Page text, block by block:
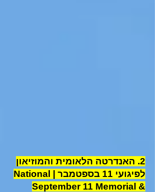
2. האנדרטה הלאומית והמוזיאון
לפיגועי 11 בספטמבר | National
September 11 Memorial &